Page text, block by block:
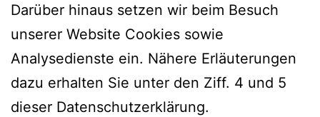
Darüber hinaus setzen wir beim Besuch
unserer Website Cookies sowie
Analysedienste ein. Nähere Erläuterungen
dazu erhalten Sie unter den Ziff. 4 und 5
dieser Datenschutzerklärung.